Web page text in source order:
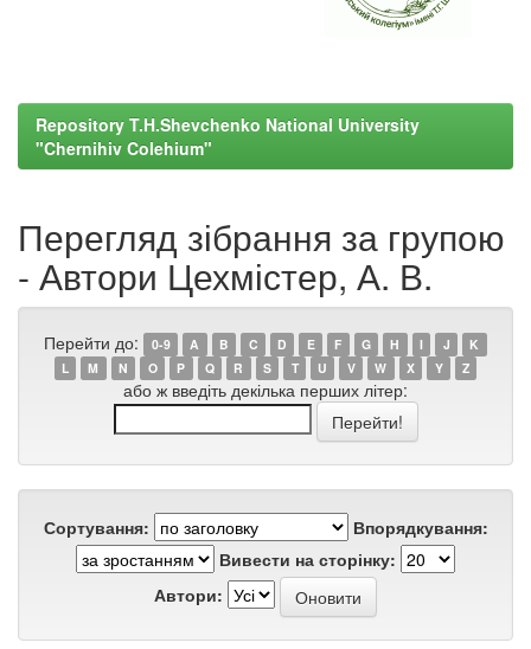
Repository T.H.Shevchenko National University
"Chernihiv Colehium"
Перегляд зібрання за групою
- Автори Цехмістер, А. В.
Перейти до: 0-9 A B C D E F G H I J
K
L
M N O P Q R S T U V W X Y Z
або ж введіть декілька перших літер:
Сортування:
Впорядкування:
Вивести на сторінку:
Автори: